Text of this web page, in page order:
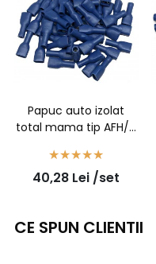
Papuc auto izolat
total mama tip AFH/A
40,28 Lei /set
CE SPUN CLIENTII